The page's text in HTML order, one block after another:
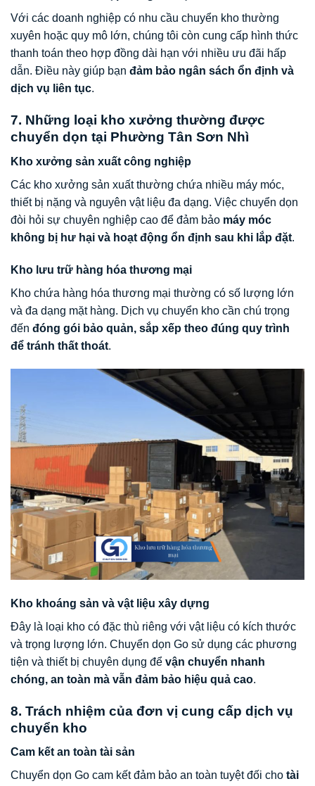
Với các doanh nghiệp có nhu cầu chuyển kho thường
xuyên hoặc quy mô lớn, chúng tôi còn cung cấp hình thức
thanh toán theo hợp đồng dài hạn với nhiều ưu đãi hấp
dẫn. Điều này giúp bạn đảm bảo ngân sách ổn định và
dịch vụ liên tục.
7. Những loại kho xưởng thường được
chuyển dọn tại Phường Tân Sơn Nhì
Kho xưởng sản xuất công nghiệp
Các kho xưởng sản xuất thường chứa nhiều máy móc,
thiết bị nặng và nguyên vật liệu đa dạng. Việc chuyển dọn
đòi hỏi sự chuyên nghiệp cao để đảm bảo máy móc
không bị hư hại và hoạt động ổn định sau khi lắp đặt.
Kho lưu trữ hàng hóa thương mại
Kho chứa hàng hóa thương mại thường có số lượng lớn
và đa dạng mặt hàng. Dịch vụ chuyển kho cần chú trọng
đến đóng gói bảo quản, sắp xếp theo đúng quy trình
để tránh thất thoát.
Kho khoáng sản và vật liệu xây dựng
Đây là loại kho có đặc thù riêng với vật liệu có kích thước
và trọng lượng lớn. Chuyển dọn Go sử dụng các phương
tiện và thiết bị chuyên dụng để vận chuyển nhanh
chóng, an toàn mà vẫn đảm bảo hiệu quả cao.
8. Trách nhiệm của đơn vị cung cấp dịch vụ
chuyển kho
Cam kết an toàn tài sản
Chuyển dọn Go cam kết đảm bảo an toàn tuyệt đối cho tài